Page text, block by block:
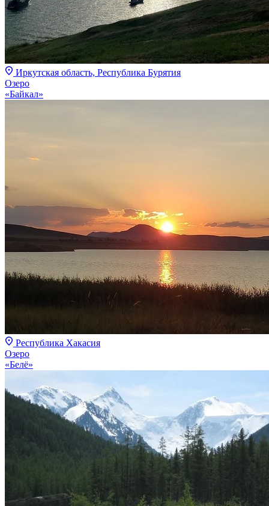
Иркутская область, Республика Бурятия
Озеро
«Байкал»
Республика Хакасия
Озеро
«Белё»